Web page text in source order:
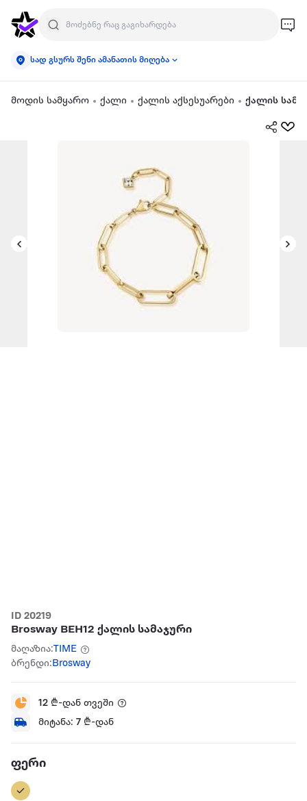
სად გსურს შენი ამანათის მიღება
მოდის სამყარო ქალი ქალის აქსესუარები ქალის
ID 20219
Brosway BEH12 ქალის სამაჯური
მაღაზია:TIME
ბრენდი:Brosway
12 ₾-დან თვეში
მიტანა: 7 ₾-დან
ფერი